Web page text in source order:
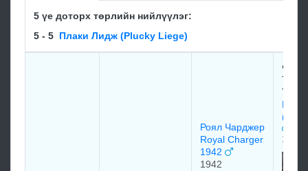
5 үе доторх төрлийн нийлүүлэг:
5 - 5 Плаки Лидж (Plucky Liege)
Роял Чарджер
Royal Charger
1942
1942
Tesio
1935